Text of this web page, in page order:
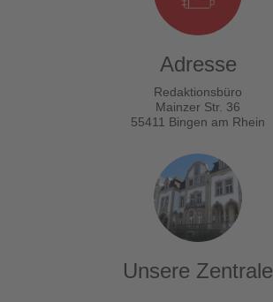
Adresse
Redaktionsbüro
Mainzer Str. 36
55411 Bingen am Rhein
Unsere Zentrale